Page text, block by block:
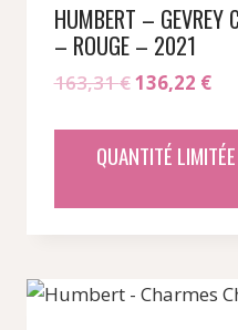
HUMBERT – GEVREY
– ROUGE – 2021
163,31€Le
initial
était :
136,22 €Le
QUANTITÉ